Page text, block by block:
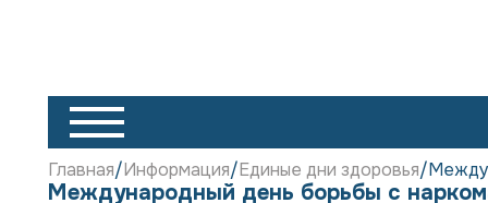
Главная Информация Единые дни здоровья
Международный день борьбы с